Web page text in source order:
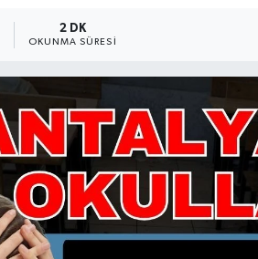
2 DK
OKUNMA SÜRESI